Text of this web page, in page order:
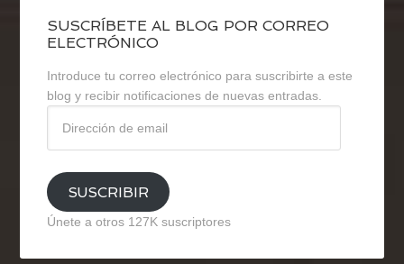
SUSCRÍBETE AL BLOG POR CORREO
ELECTRÓNICO
Introduce tu correo electrónico para suscribirte a este
blog y recibir notificaciones de nuevas entradas.
email
SUSCRIBIR
Únete a otros 127K suscriptores